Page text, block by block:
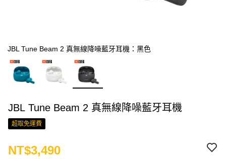
JBL Tune Beam 2 真無線降噪藍牙耳機：黑色
JBL Tune Beam 2 真無線降噪藍牙耳機
超取免運費
NT$3,490